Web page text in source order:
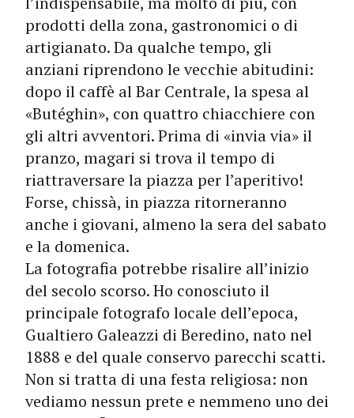
prodotti della zona, gastronomici o di
artigianato. Da qualche tempo, gli
anziani riprendono le vecchie abitudini:
dopo il caffè al Bar Centrale, la spesa al
«Butéghin», con quattro chiacchiere con
gli altri avventori. Prima di «invia via» il
pranzo, magari si trova il tempo di
riattraversare la piazza per l’aperitivo!
Forse, chissà, in piazza ritorneranno
anche i giovani, almeno la sera del sabato
e la domenica.
La fotografia potrebbe risalire all’inizio
del secolo scorso. Ho conosciuto il
principale fotografo locale dell’epoca,
Gualtiero Galeazzi di Beredino, nato nel
1888 e del quale conservo parecchi scatti.
Non si tratta di una festa religiosa: non
vediamo nessun prete e nemmeno uno dei